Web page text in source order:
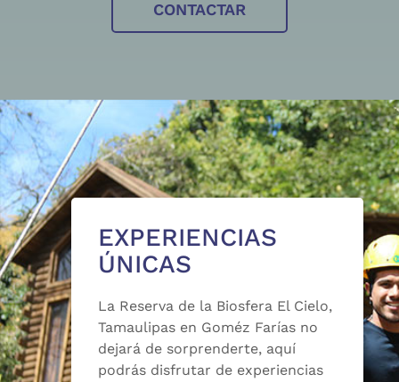
CONTACTAR
EXPERIENCIAS
ÚNICAS
La Reserva de la Biosfera El Cielo,
Tamaulipas en Goméz Farías no
dejará de sorprenderte, aquí
podrás disfrutar de experiencias